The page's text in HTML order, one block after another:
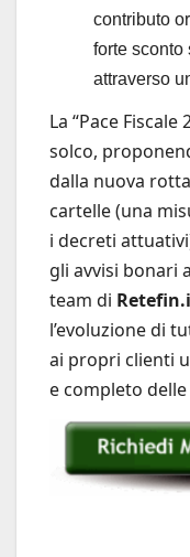
contributo
forte sconto
attraverso
La “Pace
solco,
dalla nuova
cartelle (una
i decreti
gli avvisi bonari
team di
l’evoluzione di
ai propri clienti
e completo